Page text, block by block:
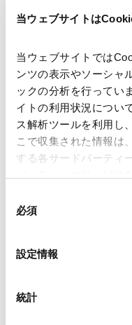
当ウェブサイトは
当ウェブサイトでは
ンツの表示やソーシャ
ックの分析を行ってい
イトの利用状況につい
ス解析ツールを利用し
こで収集された情報は
する各サードパーティ
ことがあります。
Google Analytics利用規
Marketo
必須
設定情報
統計
用に関する手引き」の
Contents
1. はじめに
2. 検討対象と本手引き
3-1. 補助／支援型AIに
3-3. 小括
4-2. 事例a：アパレル